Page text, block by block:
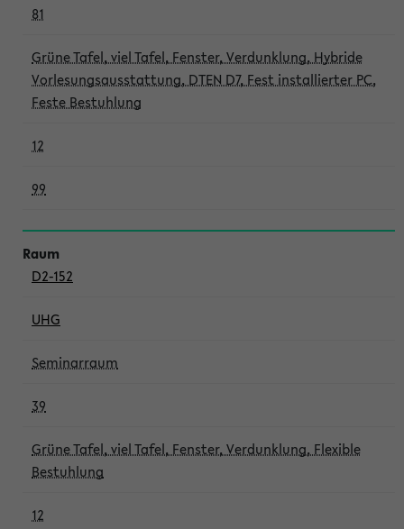
81
Grüne Tafel, viel Tafel, Fenster, Verdunklung, Hybride
Vorlesungsausstattung, DTEN D7, Fest installierter PC,
Feste Bestuhlung
12
99
D2-152
UHG
Seminarraum
39
Grüne Tafel, viel Tafel, Fenster, Verdunklung, Flexible
Bestuhlung
12